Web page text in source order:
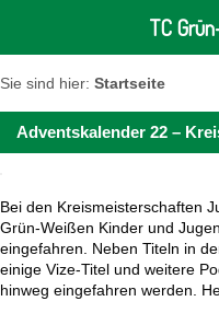
Sie sind hier: Startseite
Adventskalender 22 –
Bei den Kreismeisterschaften
Grün-Weißen Kinder und
eingefahren. Neben Titeln in
einige Vize-Titel und weitere
hinweg eingefahren werden.
TC